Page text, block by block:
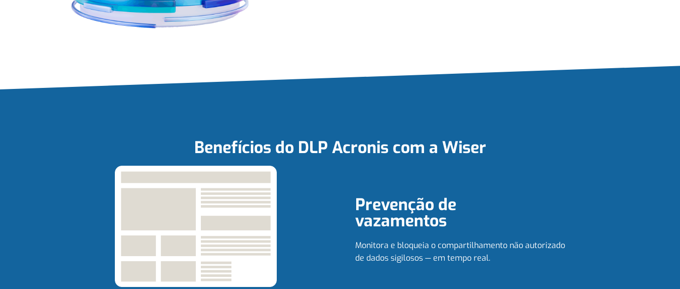
Benefícios do DLP Acronis com a Wiser
Prevenção de
vazamentos
Monitora e bloqueia o compartilhamento não autorizado
de dados sigilosos — em tempo real.